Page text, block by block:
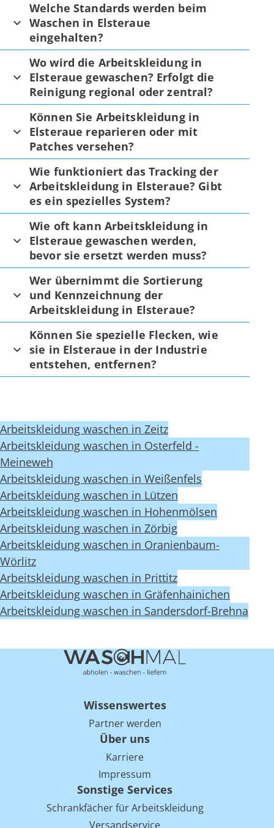
Welche Standards werden beim
Waschen in Elsteraue
eingehalten?
Wo wird die Arbeitskleidung in
Elsteraue gewaschen? Erfolgt die
Reinigung regional oder zentral?
Können Sie Arbeitskleidung in
Elsteraue reparieren oder mit
Patches versehen?
Wie funktioniert das Tracking der
Arbeitskleidung in Elsteraue? Gibt
es ein spezielles System?
Wie oft kann Arbeitskleidung in
Elsteraue gewaschen werden,
bevor sie ersetzt werden muss?
Wer übernimmt die Sortierung
und Kennzeichnung der
Arbeitskleidung in Elsteraue?
Können Sie spezielle Flecken, wie
sie in Elsteraue in der Industrie
entstehen, entfernen?
Arbeitskleidung waschen in Zeitz
Arbeitskleidung waschen in Osterfeld -
Meineweh
Arbeitskleidung waschen in Weißenfels
Arbeitskleidung waschen in Lützen
Arbeitskleidung waschen in Hohenmölsen
Arbeitskleidung waschen in Zörbig
Arbeitskleidung waschen in Oranienbaum-
Wörlitz
Arbeitskleidung waschen in Prittitz
Arbeitskleidung waschen in Gräfenhainichen
Arbeitskleidung waschen in Sandersdorf-Brehna
Wissenswertes
Partner werden
Über uns
Karriere
Impressum
Sonstige Services
Schrankfächer für Arbeitskleidung
Versandservice